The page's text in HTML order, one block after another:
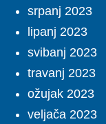
srpanj 2023
lipanj 2023
svibanj 2023
travanj 2023
ožujak 2023
veljača 2023